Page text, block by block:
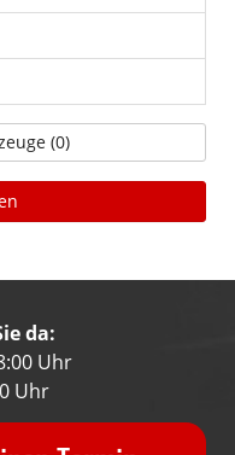
(0)
da:
Uhr
Uhr